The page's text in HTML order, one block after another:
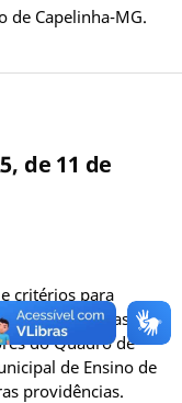
de Capelinha-MG.
de 11 de
critérios para
em férias-
do Quadro de
de Ensino de
providências.